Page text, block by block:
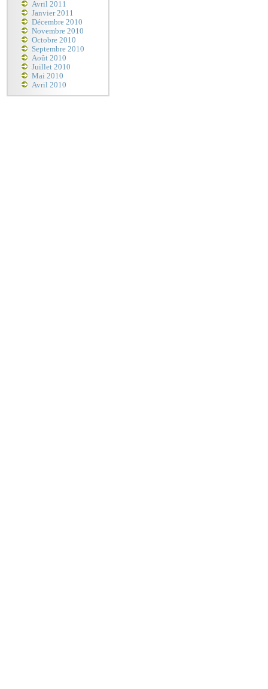
Avril 2011
Janvier 2011
Décembre 2010
Novembre 2010
Octobre 2010
Septembre 2010
Août 2010
Juillet 2010
Mai 2010
Avril 2010